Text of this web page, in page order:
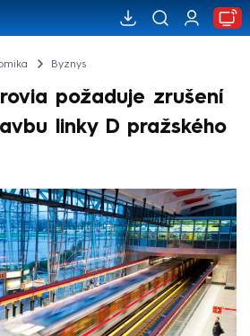
Byznys
požaduje zrušení
linky D pražského